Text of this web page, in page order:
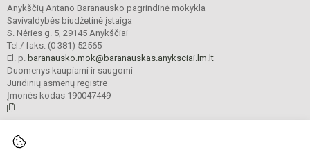
Anykščių Antano Baranausko pagrindinė mokykla
Savivaldybės biudžetinė įstaiga
S. Nėries g. 5, 29145 Anykščiai
Tel./ faks. (0 381) 52565
El. p. baranausko.mok@baranauskas.anyksciai.lm.lt
Duomenys kaupiami ir saugomi
Juridinių asmenų registre
Įmonės kodas 190047449